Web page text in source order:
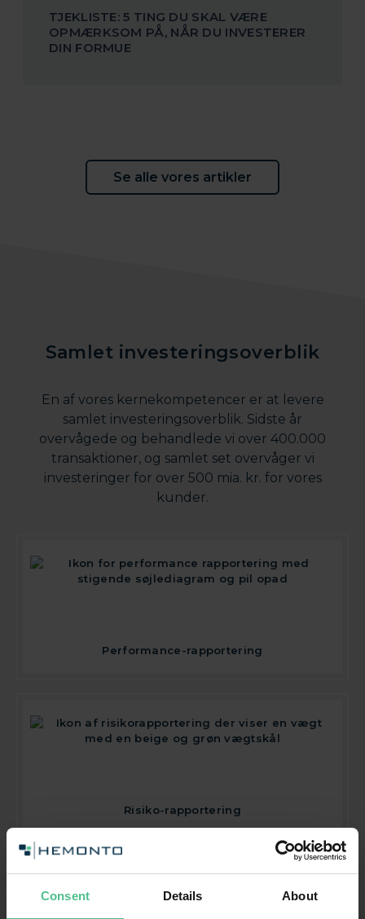
Consent Details About
TJEKLISTE: 5 TING DU SKAL VÆRE
OPMÆRKSOM PÅ, NÅR DU INVESTERER
DIN FORMUE
Se alle vores artikler
Samlet investeringsoverblik
En af vores kernekompetencer er at levere
samlet investeringsoverblik. Sidste år
overvågede og behandlede vi over 400.000
transaktioner, og samlet set overvåger vi
investeringer for over 500 mia. kr. for vores
kunder.
Performance-rapportering
Risiko-rapportering